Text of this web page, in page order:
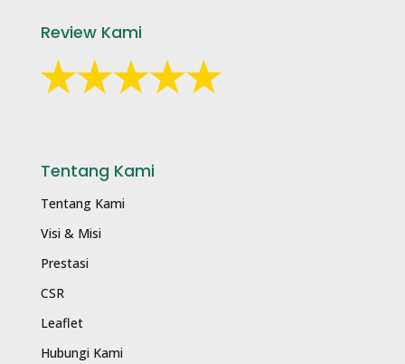
Review Kami
Tentang Kami
Tentang Kami
Visi & Misi
Prestasi
CSR
Leaflet
Hubungi Kami